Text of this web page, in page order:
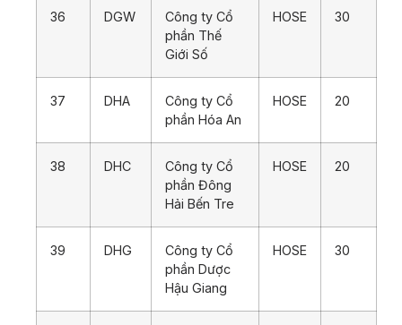
36 DGW
Công ty Cổ
phần Thế
Giới Số
HOSE 30
37 DHA
Công ty Cổ
phần Hóa An
HOSE 20
38 DHC
Công ty Cổ
phần Đông
Hải Bến Tre
HOSE 20
39 DHG
Công ty Cổ
phần Dược
Hậu Giang
HOSE 30